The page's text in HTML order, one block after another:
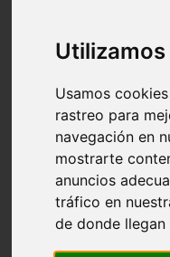
Usamos
rastreo para
navegación en
mostrarte
anuncios
tráfico en
de donde
Valencia - valencia
Málaga - nerja
A-coruña - santiago-
Tarragona - tarragona
Asturias - gijón
Girona - figueres
Madrid - leganés
Almería - roquetas-
Girona - tossa-de-mar
Barcelona - sant-
Alicante - l39alfàs-